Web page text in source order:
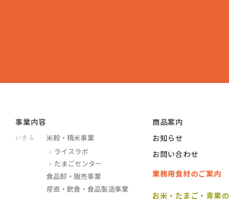
事業内容
いきる
米穀・精米事業
ライスラボ
たまごセンター
食品卸・販売事業
産直・飲食・食品製造事業
商品案内
お知らせ
お問い合わせ
業務用食材のご案内
お米・たまご・青果の